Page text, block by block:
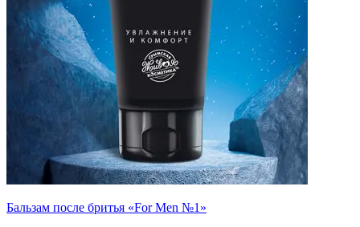
Бальзам после бритья «For Men №1»